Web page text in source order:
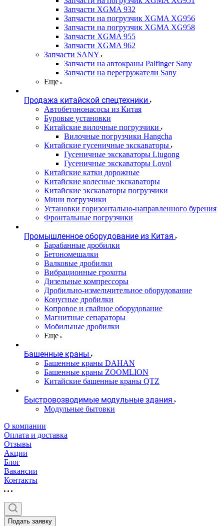
Запчасти XGMA 932
Запчасти на погрузчик XGMA XG956
Запчасти на погрузчик XGMA XG958
Запчасти XGMA 955
Запчасти XGMA 962
Запчасти SANY
Запчасти на автокраны Palfinger Sany
Запчасти на перегружатели Sany
Еще
Продажа китайской спецтехники
Автобетононасосы из Китая
Буровые установки
Китайские вилочные погрузчики
Вилочные погрузчики Hangcha
Китайские гусеничные экскаваторы
Гусеничные экскаваторы Liugong
Гусеничные экскаваторы Lovol
Китайские катки дорожные
Китайские колесные экскаваторы
Китайские экскаваторы погрузчики
Мини погрузчики
Установки горизонтально-направленного бурения
Фронтальные погрузчики
Промышленное оборудование из Китая
Барабанные дробилки
Бетономешалки
Валковые дробилки
Вибрационные грохоты
Дизельные компрессоры
Дробильно-измельчительное оборудование
Конусные дробилки
Копровое и свайное оборудование
Магнитные сепараторы
Мобильные дробилки
Еще
Башенные краны
Башенные краны DAHAN
Башенные краны ZOOMLION
Китайские башенные краны QTZ
Быстровозводимые модульные здания
Модульные бытовки
О компании
Оплата и доставка
Отзывы
Акции
Блог
Вакансии
Контакты
Подать заявку